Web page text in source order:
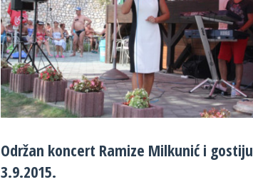
Održan koncert Ramize Milkunić i gostiju
3.9.2015.